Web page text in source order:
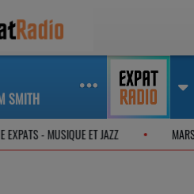
THE EXPATS - MUSIQUE ET JAZZ